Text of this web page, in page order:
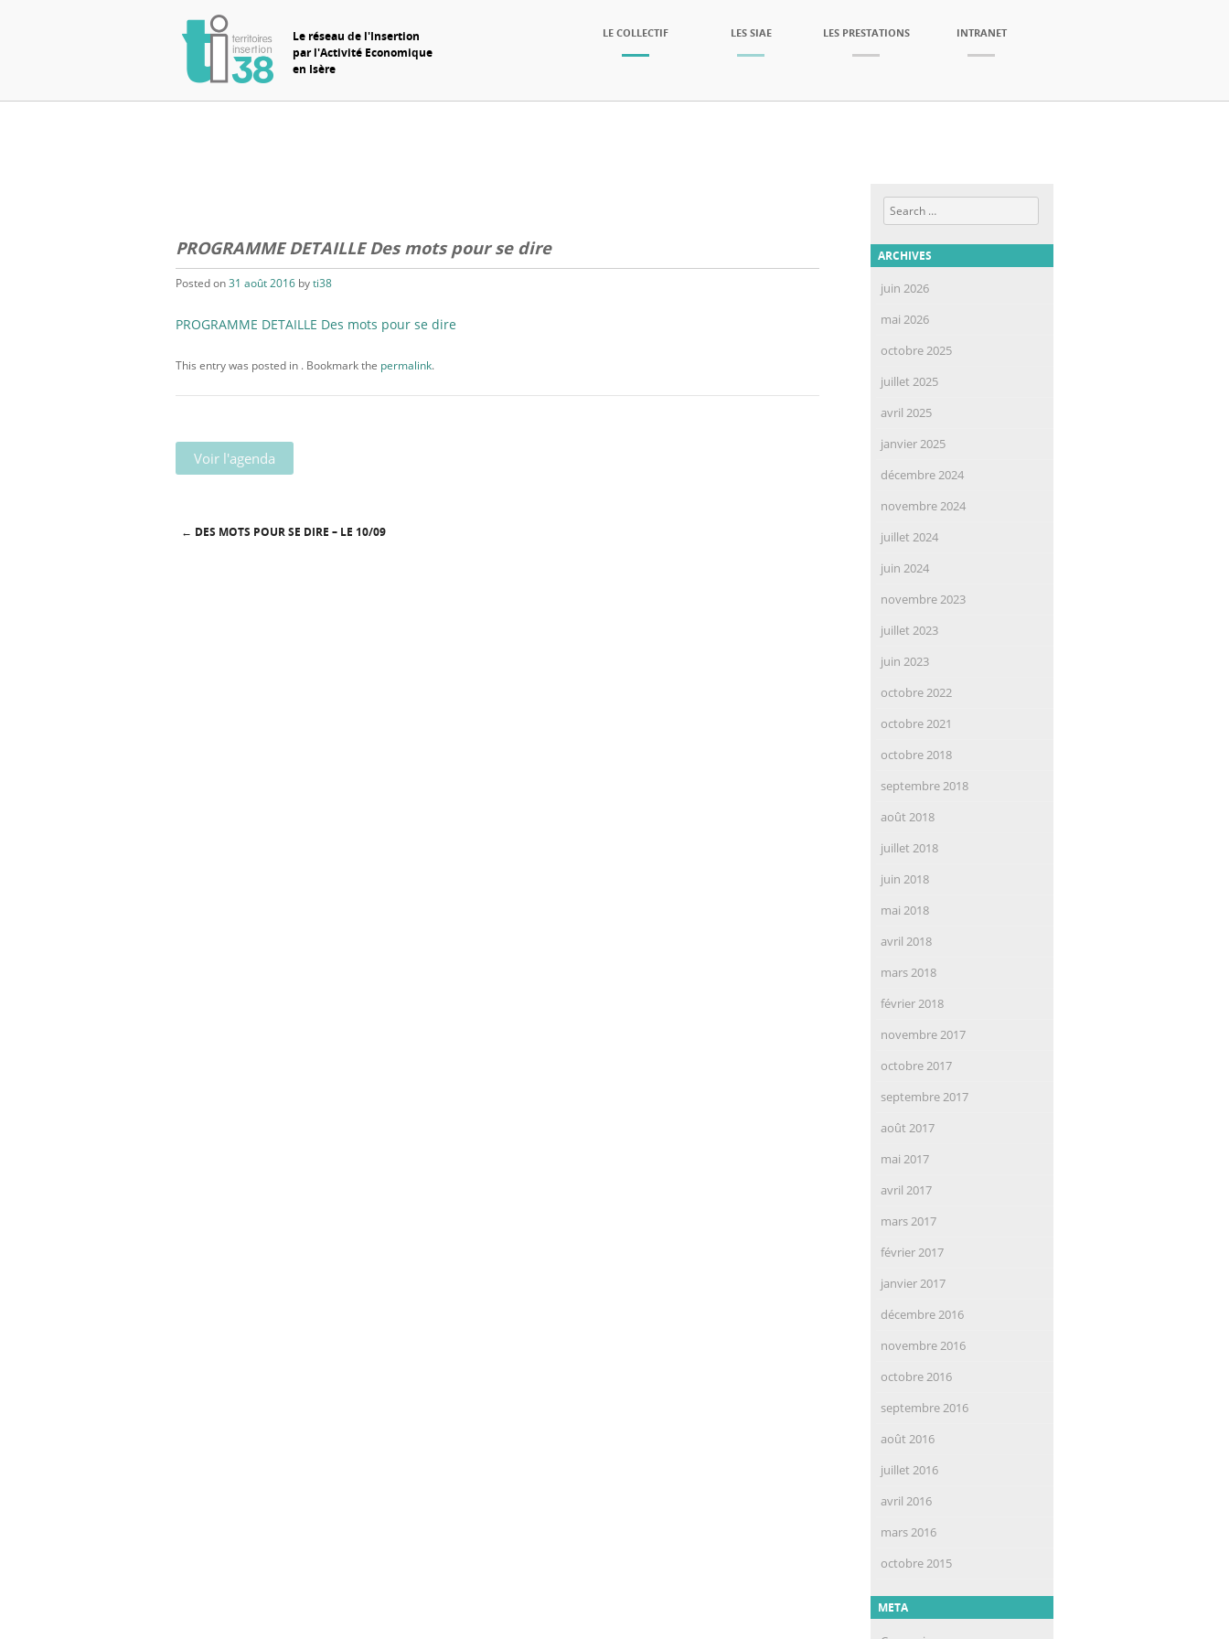
Le réseau de l'Insertion
par l'Activité Economique
en Isère
LE COLLECTIF LES SIAE LES PRESTATIONS INTRANET
PROGRAMME DETAILLE Des mots pour se dire
Posted on31 août 2016 byti38
PROGRAMME DETAILLE Des mots pour se dire
This entry was posted in . Bookmark the permalink.
Voir l'agenda
← DES MOTS POUR SE DIRE – LE 10/09
Search
ARCHIVES
juin 2026
mai 2026
octobre 2025
juillet 2025
avril 2025
janvier 2025
décembre 2024
novembre 2024
juillet 2024
juin 2024
novembre 2023
juillet 2023
juin 2023
octobre 2022
octobre 2021
octobre 2018
septembre 2018
août 2018
juillet 2018
juin 2018
mai 2018
avril 2018
mars 2018
février 2018
novembre 2017
octobre 2017
septembre 2017
août 2017
mai 2017
avril 2017
mars 2017
février 2017
janvier 2017
décembre 2016
novembre 2016
octobre 2016
septembre 2016
août 2016
juillet 2016
avril 2016
mars 2016
octobre 2015
META